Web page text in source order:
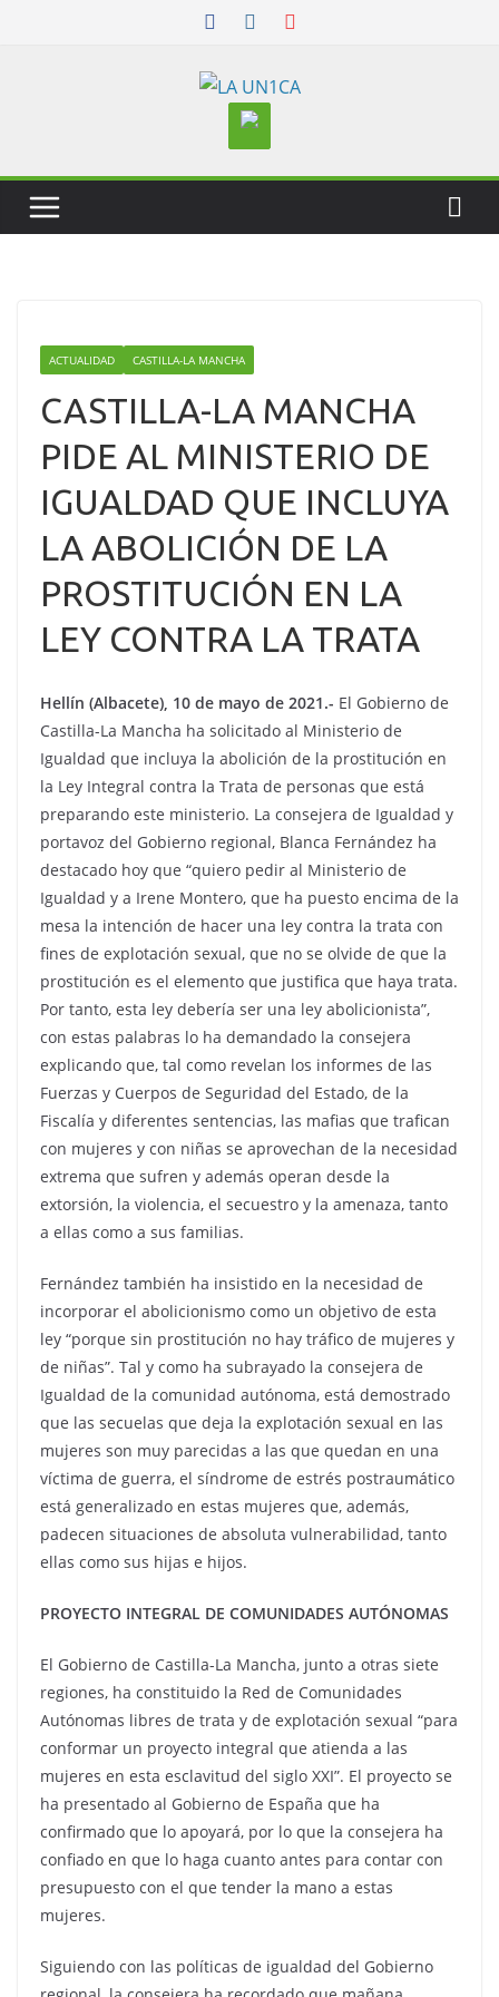
ACTUALIDAD CASTILLA-LA MANCHA
CASTILLA-LA MANCHA
PIDE AL MINISTERIO DE
IGUALDAD QUE INCLUYA
LA ABOLICIÓN DE LA
PROSTITUCIÓN EN LA
LEY CONTRA LA TRATA
Hellín (Albacete), 10 de mayo de 2021.- El Gobierno de
Castilla-La Mancha ha solicitado al Ministerio de
Igualdad que incluya la abolición de la prostitución en
la Ley Integral contra la Trata de personas que está
preparando este ministerio. La consejera de Igualdad y
portavoz del Gobierno regional, Blanca Fernández ha
destacado hoy que “quiero pedir al Ministerio de
Igualdad y a Irene Montero, que ha puesto encima de la
mesa la intención de hacer una ley contra la trata con
fines de explotación sexual, que no se olvide de que la
prostitución es el elemento que justifica que haya trata.
Por tanto, esta ley debería ser una ley abolicionista”,
con estas palabras lo ha demandado la consejera
explicando que, tal como revelan los informes de las
Fuerzas y Cuerpos de Seguridad del Estado, de la
Fiscalía y diferentes sentencias, las mafias que trafican
con mujeres y con niñas se aprovechan de la necesidad
extrema que sufren y además operan desde la
extorsión, la violencia, el secuestro y la amenaza, tanto
a ellas como a sus familias.
Fernández también ha insistido en la necesidad de
incorporar el abolicionismo como un objetivo de esta
ley “porque sin prostitución no hay tráfico de mujeres y
de niñas”. Tal y como ha subrayado la consejera de
Igualdad de la comunidad autónoma, está demostrado
que las secuelas que deja la explotación sexual en las
mujeres son muy parecidas a las que quedan en una
víctima de guerra, el síndrome de estrés postraumático
está generalizado en estas mujeres que, además,
padecen situaciones de absoluta vulnerabilidad, tanto
ellas como sus hijas e hijos.
PROYECTO INTEGRAL DE COMUNIDADES AUTÓNOMAS
El Gobierno de Castilla-La Mancha, junto a otras siete
regiones, ha constituido la Red de Comunidades
Autónomas libres de trata y de explotación sexual “para
conformar un proyecto integral que atienda a las
mujeres en esta esclavitud del siglo XXI”. El proyecto se
ha presentado al Gobierno de España que ha
confirmado que lo apoyará, por lo que la consejera ha
confiado en que lo haga cuanto antes para contar con
presupuesto con el que tender la mano a estas
mujeres.
Siguiendo con las políticas de igualdad del Gobierno